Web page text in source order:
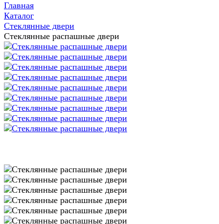
Главная
Каталог
Стеклянные двери
Стеклянные распашные двери